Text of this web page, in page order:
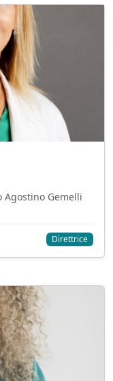
Agostino Gemelli
Direttrice